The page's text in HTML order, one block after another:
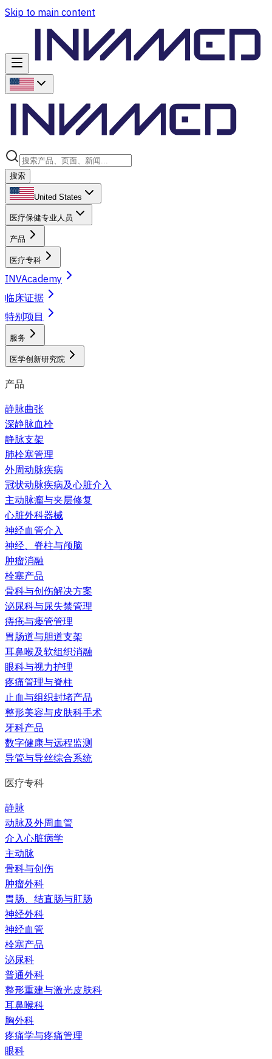
Skip to main content
搜索
United States
医疗保健专业人员
产品
医疗专科
INVAcademy
临床证据
特别项目
服务
医学创新研究院
产品
静脉曲张
深静脉血栓
静脉支架
肺栓塞管理
外周动脉疾病
冠状动脉疾病及心脏介入
主动脉瘤与夹层修复
心脏外科器械
神经血管介入
神经、脊柱与颅脑
肿瘤消融
栓塞产品
骨科与创伤解决方案
泌尿科与尿失禁管理
痔疮与瘘管管理
胃肠道与胆道支架
耳鼻喉及软组织消融
眼科与视力护理
疼痛管理与脊柱
止血与组织封堵产品
整形美容与皮肤科手术
牙科产品
数字健康与远程监测
导管与导丝综合系统
医疗专科
静脉
动脉及外周血管
介入心脏病学
主动脉
骨科与创伤
肿瘤外科
胃肠、结直肠与肛肠
神经外科
神经血管
栓塞产品
泌尿科
普通外科
整形重建与激光皮肤科
耳鼻喉科
胸外科
疼痛学与疼痛管理
眼科